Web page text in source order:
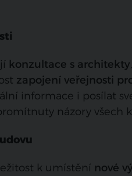
konzultace s architekty
zapojení veřejnosti
informace i posílat
názory všech
k umístění nové